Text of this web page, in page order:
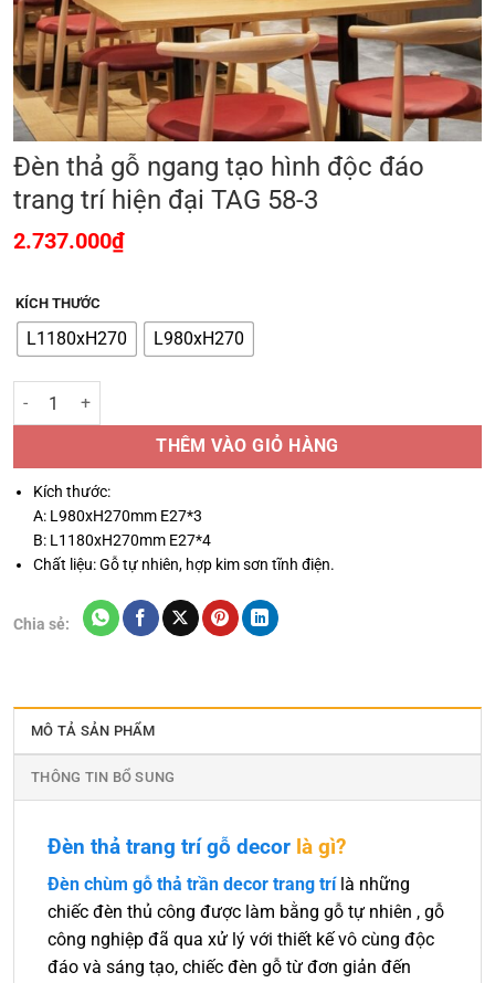
Đèn thả gỗ ngang tạo hình độc đáo
trang trí hiện đại TAG 58-3
2.737.000₫
KÍCH THƯỚC
L1180xH270 L980xH270
Đèn thả gỗ ngang tạo hình độc đáo trang trí hiện đại TAG 58-3 số
THÊM VÀO GIỎ HÀNG
Kích thước:
A: L980xH270mm E27*3
B: L1180xH270mm E27*4
Chất liệu: Gỗ tự nhiên, hợp kim sơn tĩnh điện.
Chia sẻ:
MÔ TẢ SẢN PHẨM
THÔNG TIN BỔ SUNG
Đèn thả trang trí gỗ decor là gì?
Đèn chùm gỗ thả trần decor trang trí là những
chiếc đèn thủ công được làm bằng gỗ tự nhiên , gỗ
công nghiệp đã qua xử lý với thiết kế vô cùng độc
đáo và sáng tạo, chiếc đèn gỗ từ đơn giản đến